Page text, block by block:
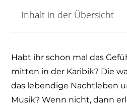
Inhalt in der Übersicht
Habt ihr schon mal das
mitten in der Karibik? Die
das lebendige Nachtleben
Musik? Wenn nicht, dann